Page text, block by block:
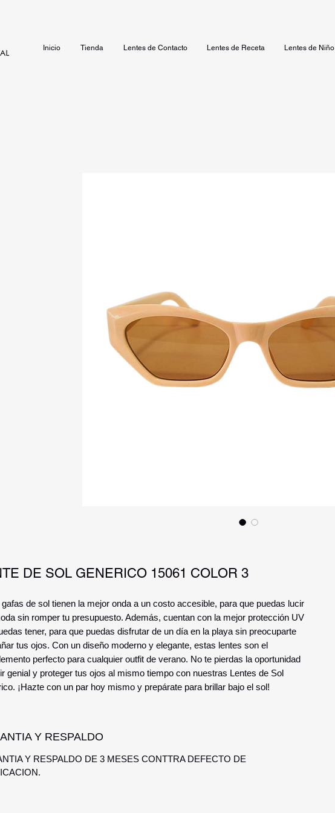
Inicio Tienda Lentes de Contacto Lentes de Receta Lentes de Niño
DE SOL GENERICO 15061 COLOR 3
de sol tienen la mejor onda a un costo accesible, para que puedas lucir
sin romper tu presupuesto. Además, cuentan con la mejor protección UV
tener, para que puedas disfrutar de un día en la playa sin preocuparte
tus ojos. Con un diseño moderno y elegante, estas lentes son el
perfecto para cualquier outfit de verano. No te pierdas la oportunidad
genial y proteger tus ojos al mismo tiempo con nuestras Lentes de Sol
¡Hazte con un par hoy mismo y prepárate para brillar bajo el sol!
Y RESPALDO
Y RESPALDO DE 3 MESES CONTTRA DEFECTO DE